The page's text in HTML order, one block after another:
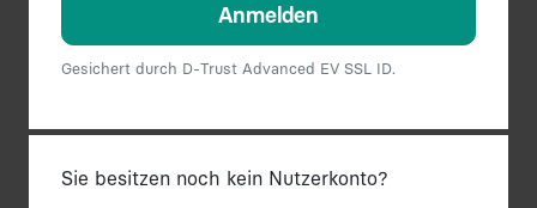
Anmelden
Gesichert durch D-Trust Advanced EV SSL ID.
Sie besitzen noch kein Nutzerkonto?